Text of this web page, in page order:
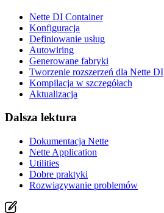
Nette DI Container
Konfiguracja
Definiowanie usług
Autowiring
Generowane fabryki
Tworzenie rozszerzeń dla Nette DI
Kompilacja w szczegółach
Aktualizacja
Dalsza lektura
Dokumentacja Nette
Nette Application
Utilities
Dobre praktyki
Rozwiązywanie problemów